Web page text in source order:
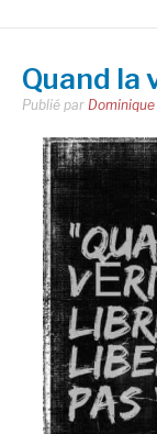
Quand la
Publié par Dominique